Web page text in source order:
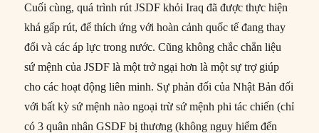
Cuối cùng, quá trình rút JSDF khỏi Iraq đã được thực hiện
khá gấp rút, để thích ứng với hoàn cảnh quốc tế đang thay
đổi và các áp lực trong nước. Cũng không chắc chắn liệu
sứ mệnh của JSDF là một trở ngại hơn là một sự trợ giúp
cho các hoạt động liên minh. Sự phản đối của Nhật Bản đối
với bất kỳ sứ mệnh nào ngoại trừ sứ mệnh phi tác chiến (chỉ
có 3 quân nhân GSDF bị thương (không nguy hiểm đến